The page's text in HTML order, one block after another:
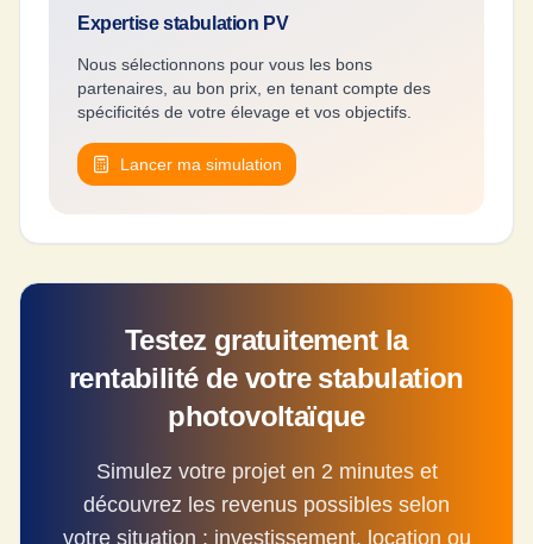
Expertise stabulation PV
Nous sélectionnons pour vous les bons
partenaires, au bon prix, en tenant compte des
spécificités de votre élevage et vos objectifs.
Lancer ma simulation
Testez gratuitement la
rentabilité de votre stabulation
photovoltaïque
Simulez votre projet en 2 minutes et
découvrez les revenus possibles selon
votre situation : investissement, location ou